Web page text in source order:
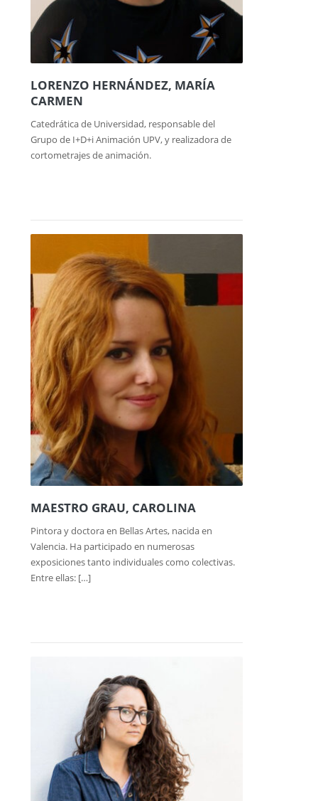
LORENZO HERNÁNDEZ, MARÍA
CARMEN
Catedrática de Universidad, responsable del
Grupo de I+D+i Animación UPV, y realizadora de
cortometrajes de animación.
MAESTRO GRAU, CAROLINA
Pintora y doctora en Bellas Artes, nacida en
Valencia. Ha participado en numerosas
exposiciones tanto individuales como colectivas.
Entre ellas: […]